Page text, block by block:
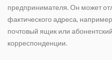
предпринимателя. Он может
фактического адреса,
почтовый ящик или
корреспонденции.